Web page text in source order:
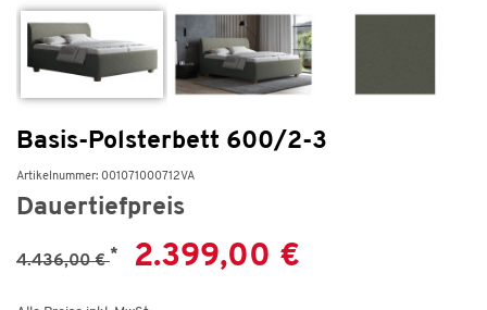
Basis-Polsterbett 600/2-3
Artikelnummer: 001071000712VA
Dauertiefpreis
4.436,00 €* 2.399,00 €